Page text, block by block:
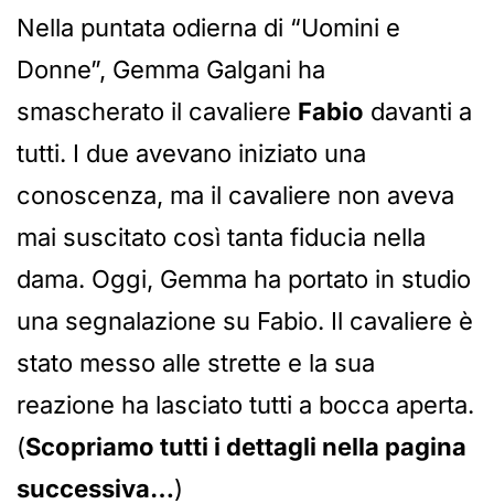
Nella puntata odierna di “Uomini e
Donne”, Gemma Galgani ha
smascherato il cavaliere Fabio davanti a
tutti. I due avevano iniziato una
conoscenza, ma il cavaliere non aveva
mai suscitato così tanta fiducia nella
dama. Oggi, Gemma ha portato in studio
una segnalazione su Fabio. Il cavaliere è
stato messo alle strette e la sua
reazione ha lasciato tutti a bocca aperta.
(Scopriamo tutti i dettagli nella pagina
successiva…)